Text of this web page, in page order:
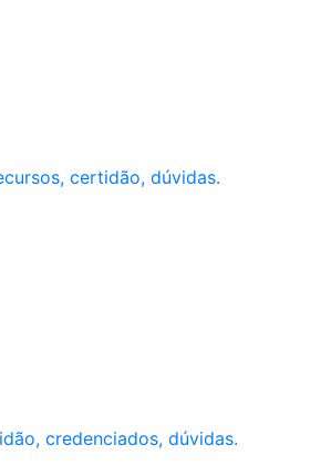
certidão, dúvidas.
credenciados, dúvidas.